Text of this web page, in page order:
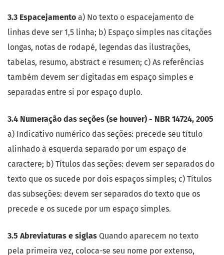
3.3 Espacejamento a) No texto o espacejamento de
linhas deve ser 1,5 linha; b) Espaço simples nas citações
longas, notas de rodapé, legendas das ilustrações,
tabelas, resumo, abstract e resumen; c) As referências
também devem ser digitadas em espaço simples e
separadas entre si por espaço duplo.
3.4 Numeração das seções (se houver) - NBR 14724, 2005
a) Indicativo numérico das seções: precede seu título
alinhado à esquerda separado por um espaço de
caractere; b) Títulos das seções: devem ser separados do
texto que os sucede por dois espaços simples; c) Títulos
das subseções: devem ser separados do texto que os
precede e os sucede por um espaço simples.
3.5 Abreviaturas e siglas Quando aparecem no texto
pela primeira vez, coloca-se seu nome por extenso,